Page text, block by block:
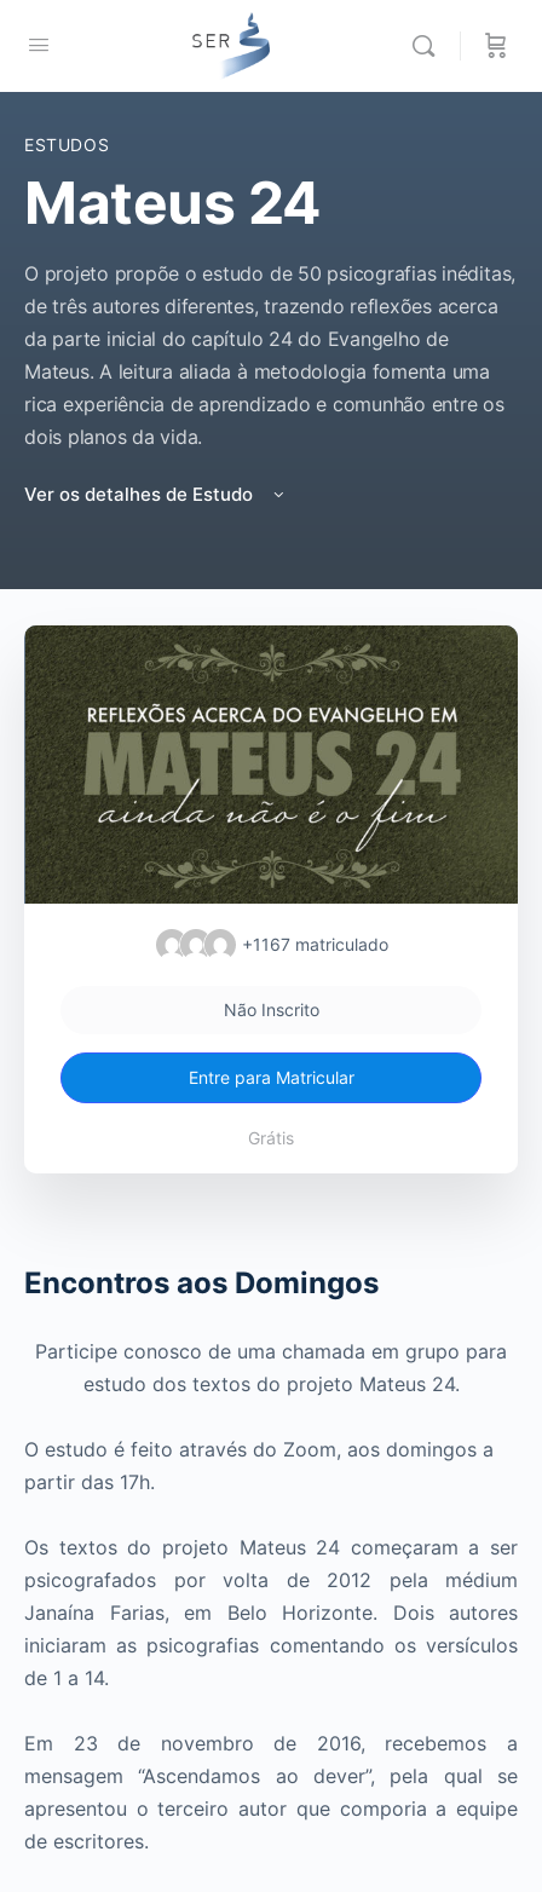
ESTUDOS
Mateus 24
O projeto propõe o estudo de 50 psicografias inéditas,
de três autores diferentes, trazendo reflexões acerca
da parte inicial do capítulo 24 do Evangelho de
Mateus. A leitura aliada à metodologia fomenta uma
rica experiência de aprendizado e comunhão entre os
dois planos da vida.
Ver os detalhes de Estudo
Encontros aos Domingos
Participe conosco de uma chamada em grupo para
estudo dos textos do projeto Mateus 24.
O estudo é feito através do Zoom, aos domingos a
partir das 17h.
Os textos do projeto Mateus 24 começaram a ser
psicografados por volta de 2012 pela médium
Janaína Farias, em Belo Horizonte. Dois autores
iniciaram as psicografias comentando os versículos
de 1 a 14.
Em 23 de novembro de 2016, recebemos a
mensagem “Ascendamos ao dever”, pela qual se
apresentou o terceiro autor que comporia a equipe
de escritores.
+1167 matriculado
Não Inscrito
Entre para Matricular
Grátis